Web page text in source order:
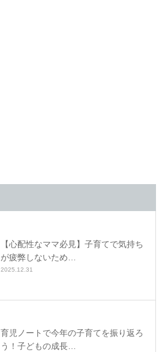
【心配性なママ必見】子育てで気持ち
が疲弊しないため…
2025.12.31
育児ノートで今年の子育てを振り返ろ
う！子どもの成長…